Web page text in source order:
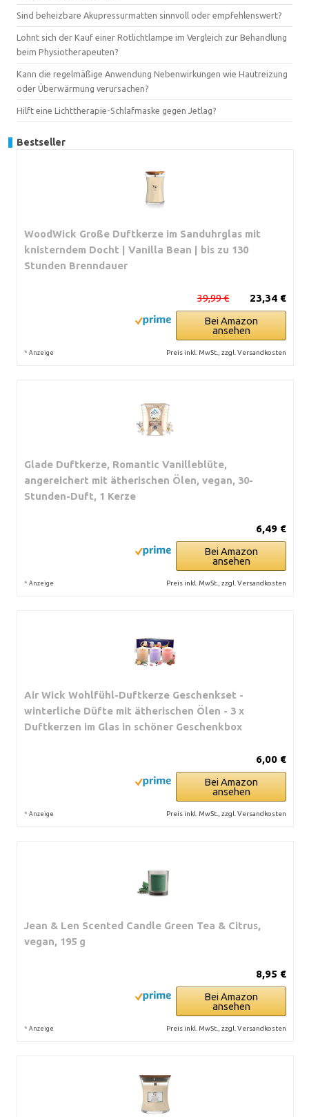
Sind beheizbare Akupressurmatten sinnvoll oder empfehlenswert?
Lohnt sich der Kauf einer Rotlichtlampe im Vergleich zur Behandlung
beim Physiotherapeuten?
Kann die regelmäßige Anwendung Nebenwirkungen wie Hautreizung
oder Überwärmung verursachen?
Hilft eine Lichttherapie-Schlafmaske gegen Jetlag?
Bestseller
WoodWick Große Duftkerze im Sanduhrglas mit
knisterndem Docht | Vanilla Bean | bis zu 130
Stunden Brenndauer
23,34 €
39,99 €
Bei Amazon
ansehen
* Anzeige Preis inkl. MwSt., zzgl. Versandkosten
Glade Duftkerze, Romantic Vanilleblüte,
angereichert mit ätherischen Ölen, vegan, 30-
Stunden-Duft, 1 Kerze
6,49 €
Bei Amazon
ansehen
* Anzeige Preis inkl. MwSt., zzgl. Versandkosten
Air Wick Wohlfühl-Duftkerze Geschenkset -
winterliche Düfte mit ätherischen Ölen - 3 x
Duftkerzen im Glas in schöner Geschenkbox
6,00 €
Bei Amazon
ansehen
* Anzeige Preis inkl. MwSt., zzgl. Versandkosten
Jean & Len Scented Candle Green Tea & Citrus,
vegan, 195 g
8,95 €
Bei Amazon
ansehen
* Anzeige Preis inkl. MwSt., zzgl. Versandkosten